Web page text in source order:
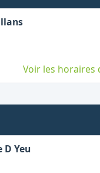
,
Voir les horaires
Yeu,